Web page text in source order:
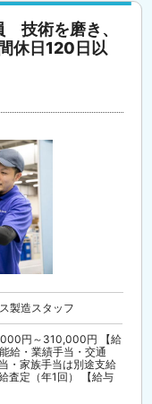
術を磨き、
休日120日以
製造スタッフ
円～310,000円 【給
給・業績手当・交通
・家族手当は別途支給
査定（年1回） 【給与